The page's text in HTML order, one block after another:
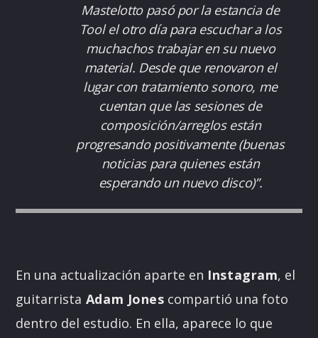
Mastelotto pasó por la estancia de
Tool el otro día para escuchar a los
muchachos trabajar en su nuevo
material. Desde que renovaron el
lugar con tratamiento sonoro, me
cuentan que las sesiones de
composición/arreglos están
progresando positivamente (buenas
noticias para quienes están
esperando un nuevo disco)”.
En una actualización aparte en Instagram, el
guitarrista Adam Jones compartió una foto
dentro del estudio. En ella, aparece lo que